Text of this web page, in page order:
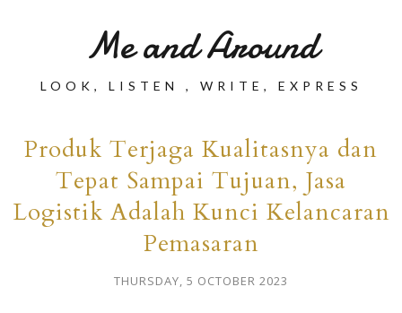
Me and Around
LOOK, LISTEN , WRITE, EXPRESS
Produk Terjaga Kualitasnya dan
Tepat Sampai Tujuan, Jasa
Logistik Adalah Kunci Kelancaran
Pemasaran
THURSDAY, 5 OCTOBER 2023